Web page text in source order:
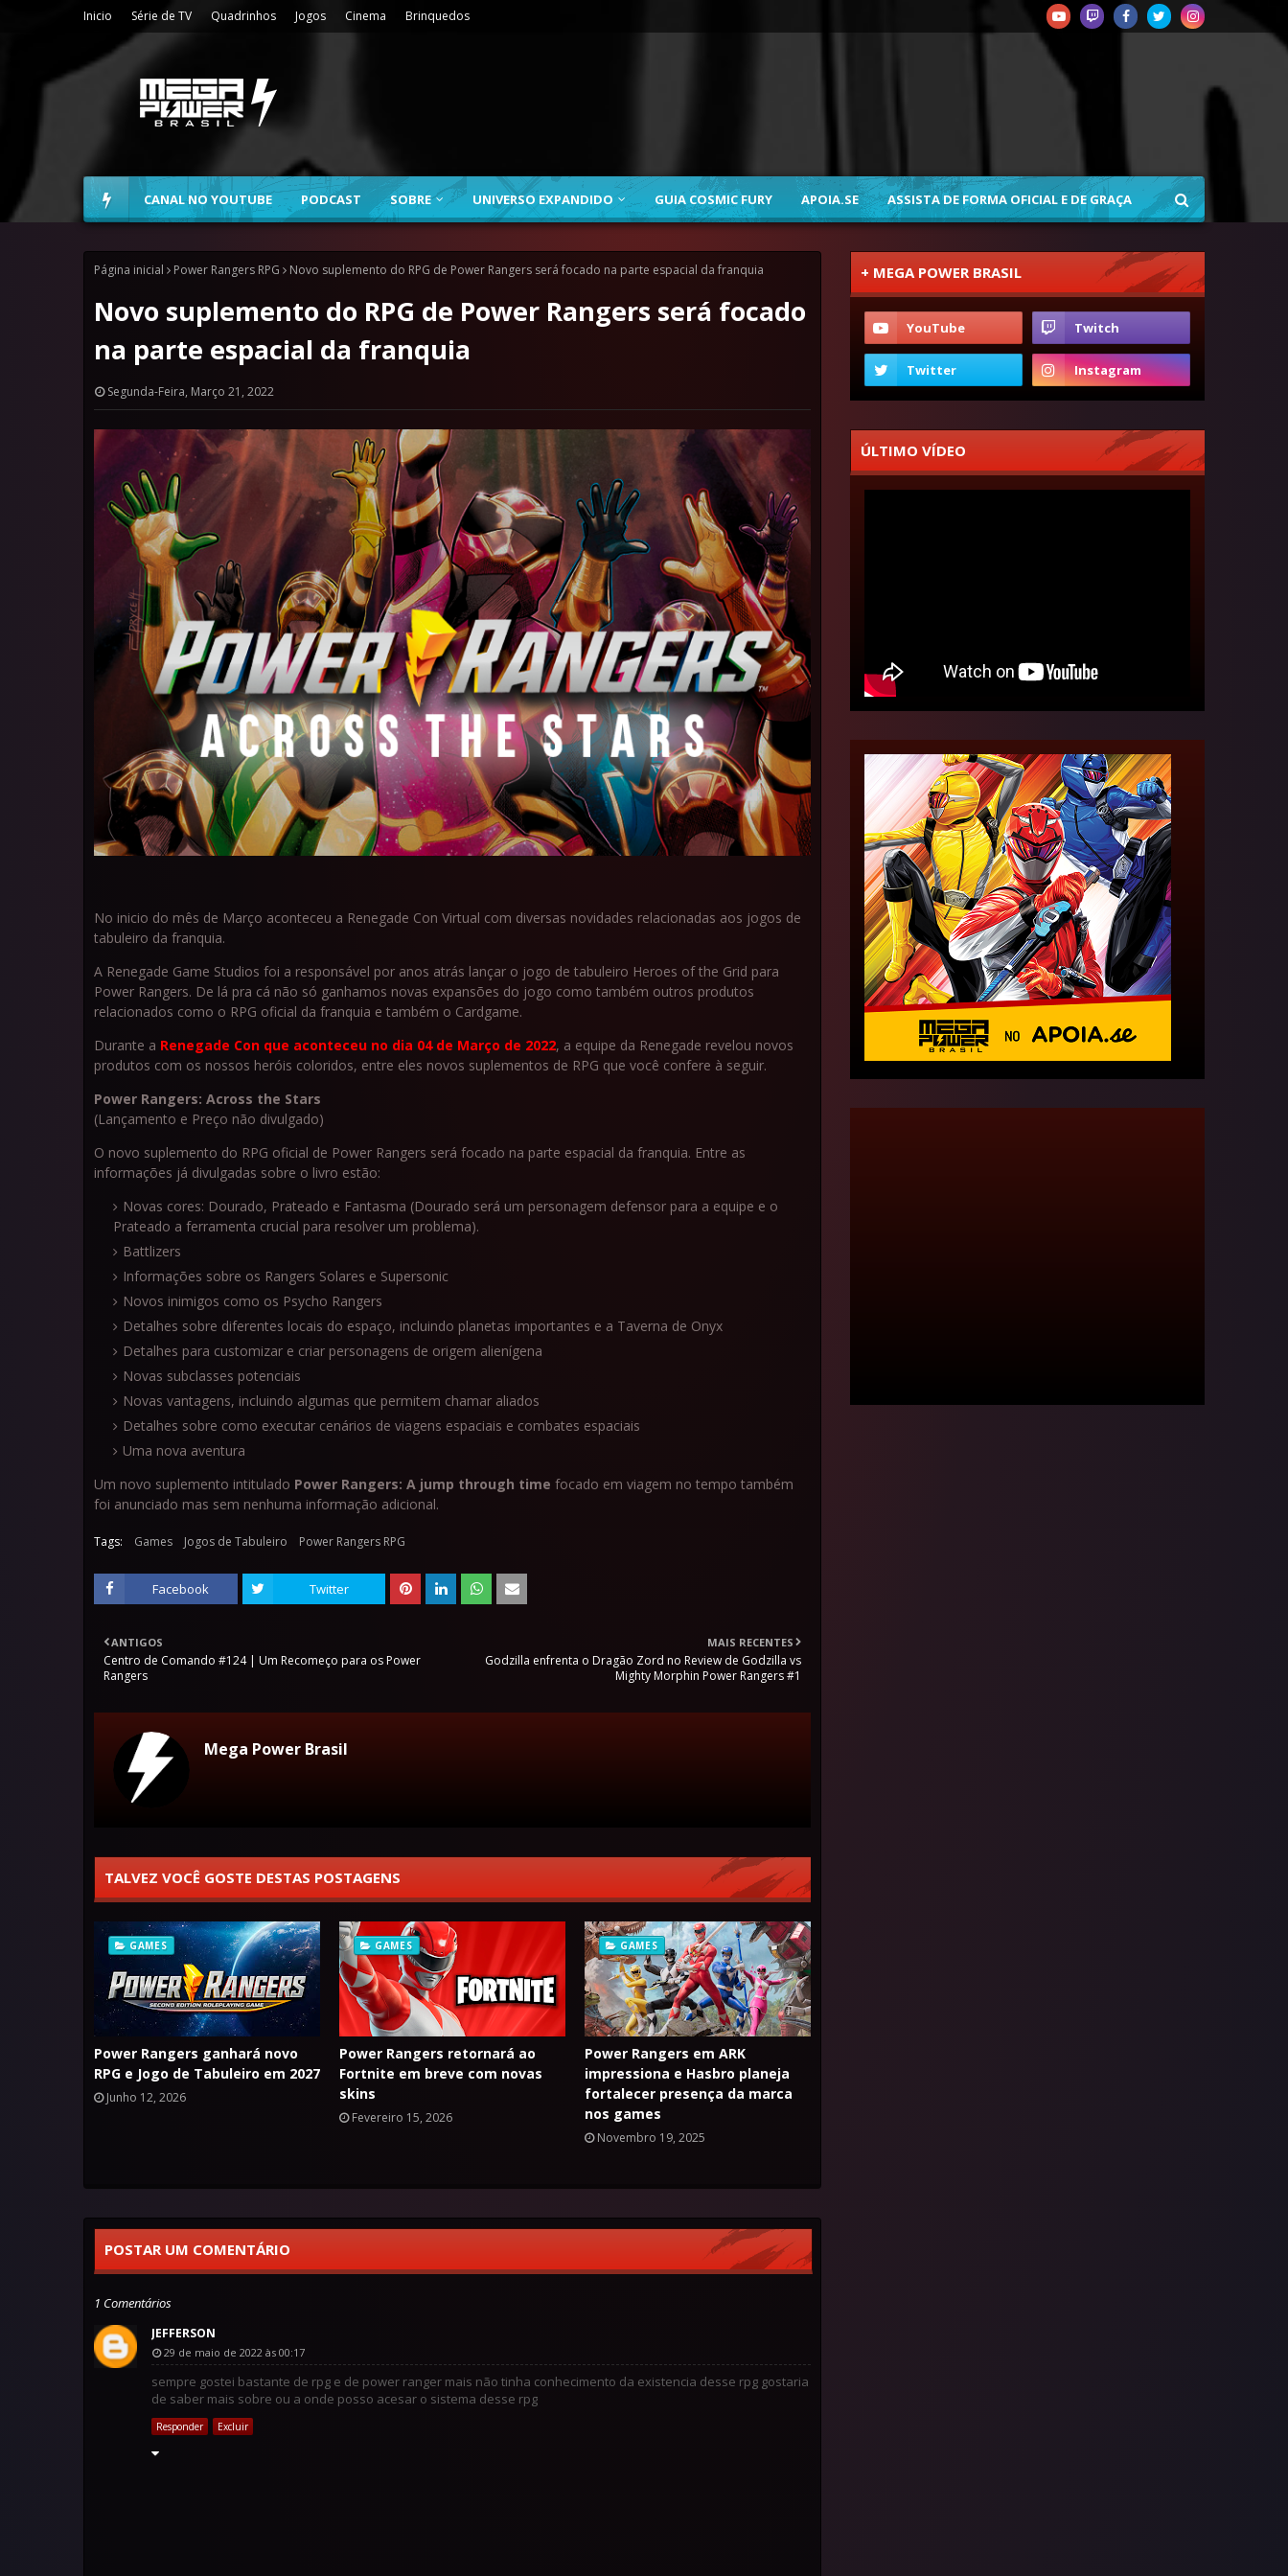
Inicio Série de TV Quadrinhos Jogos Cinema Brinquedos
CANAL NO YOUTUBE PODCAST SOBRE UNIVERSO EXPANDIDO GUIA COSMIC FURY APOIA.SE ASSISTA DE FORMA OFICIAL E DE GRAÇA
Página inicial Power Rangers RPG Novo suplemento do RPG de Power Rangers será focado na parte espacial da franquia
Novo suplemento do RPG de Power Rangers será focado
na parte espacial da franquia
Segunda-Feira, Março 21, 2022
No inicio do mês de Março aconteceu a Renegade Con Virtual com diversas novidades relacionadas aos jogos de
tabuleiro da franquia.
A Renegade Game Studios foi a responsável por anos atrás lançar o jogo de tabuleiro Heroes of the Grid para
Power Rangers. De lá pra cá não só ganhamos novas expansões do jogo como também outros produtos
relacionados como o RPG oficial da franquia e também o Cardgame.
Durante a Renegade Con que aconteceu no dia 04 de Março de 2022, a equipe da Renegade revelou novos
produtos com os nossos heróis coloridos, entre eles novos suplementos de RPG que você confere à seguir.
Power Rangers: Across the Stars
(Lançamento e Preço não divulgado)
O novo suplemento do RPG oficial de Power Rangers será focado na parte espacial da franquia. Entre as
informações já divulgadas sobre o livro estão:
Novas cores: Dourado, Prateado e Fantasma (Dourado será um personagem defensor para a equipe e o
Prateado a ferramenta crucial para resolver um problema).
Battlizers
Informações sobre os Rangers Solares e Supersonic
Novos inimigos como os Psycho Rangers
Detalhes sobre diferentes locais do espaço, incluindo planetas importantes e a Taverna de Onyx
Detalhes para customizar e criar personagens de origem alienígena
Novas subclasses potenciais
Novas vantagens, incluindo algumas que permitem chamar aliados
Detalhes sobre como executar cenários de viagens espaciais e combates espaciais
Uma nova aventura
Um novo suplemento intitulado Power Rangers: A jump through time focado em viagem no tempo também
foi anunciado mas sem nenhuma informação adicional.
Tags: Games Jogos de Tabuleiro Power Rangers RPG
Facebook Twitter
MAIS RECENTES
Godzilla enfrenta o Dragão Zord no Review de Godzilla vs
Mighty Morphin Power Rangers #1
ANTIGOS
Centro de Comando #124 | Um Recomeço para os Power
Rangers
Mega Power Brasil
TALVEZ VOCÊ GOSTE DESTAS POSTAGENS
GAMES
Power Rangers ganhará novo
RPG e Jogo de Tabuleiro em 2027
Junho 12, 2026
GAMES
Power Rangers retornará ao
Fortnite em breve com novas
skins
Fevereiro 15, 2026
GAMES
Power Rangers em ARK
impressiona e Hasbro planeja
fortalecer presença da marca
nos games
Novembro 19, 2025
POSTAR UM COMENTÁRIO
1 Comentários
JEFFERSON
29 de maio de 2022 às 00:17
sempre gostei bastante de rpg e de power ranger mais não tinha conhecimento da existencia desse rpg gostaria
de saber mais sobre ou a onde posso acesar o sistema desse rpg
Responder Excluir
+ MEGA POWER BRASIL
ÚLTIMO VÍDEO